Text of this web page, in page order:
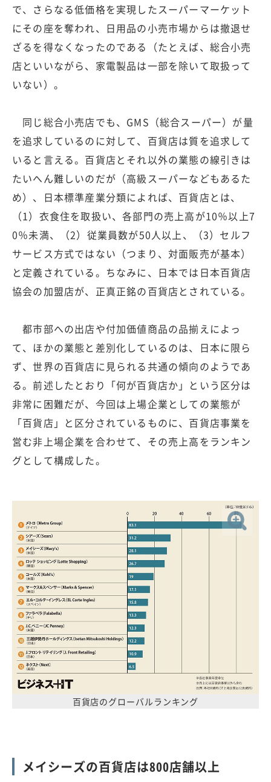
で、さらなる低価格を実現したスーパーマーケット
にその座を奪われ、日用品の小売市場からは撤退せ
ざるを得なくなったのである（たとえば、総合小売
店といいながら、家電製品は一部を除いて取扱って
いない）。
同じ総合小売店でも、GMS（総合スーパー）が量
を追求しているのに対して、百貨店は質を追求して
いると言える。百貨店とそれ以外の業態の線引きは
たいへん難しいのだが（高級スーパーなどもあるた
め）、日本標準産業分類によれば、百貨店とは、
（1）衣食住を取扱い、各部門の売上高が10％以上7
0％未満、（2）従業員数が50人以上、（3）セルフ
サービス方式ではない（つまり、対面販売が基本）
と定義されている。ちなみに、日本では日本百貨店
協会の加盟店が、正真正銘の百貨店とされている。
都市部への出店や付加価値商品の品揃えによっ
て、ほかの業態と差別化しているのは、日本に限ら
ず、世界の百貨店に見られる共通の傾向のようであ
る。前述したとおり「何が百貨店か」という区分は
非常に困難だが、今回は上場企業としての業態が
「百貨店」と区分されているものに、百貨店事業を
営む非上場企業を合わせて、その売上高をランキン
グとして構成した。
百貨店のグローバルランキング
メイシーズの百貨店は800店舗以上